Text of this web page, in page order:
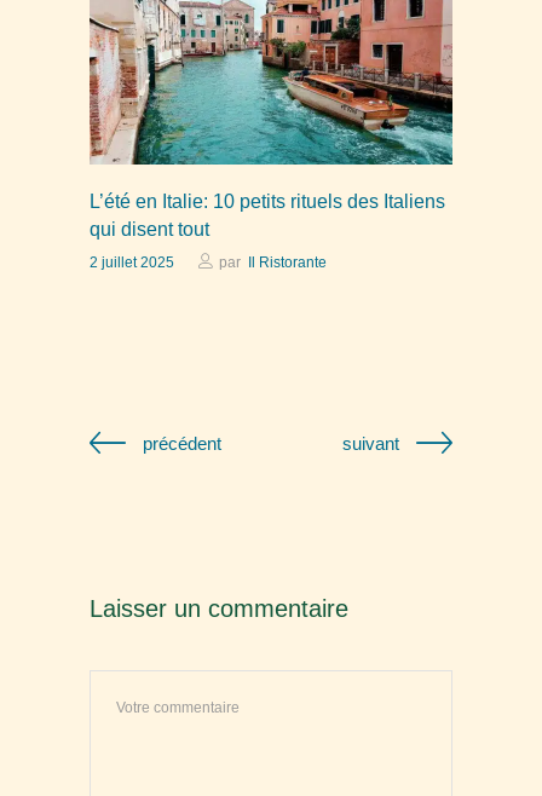
L’été en Italie: 10 petits rituels des Italiens
qui disent tout
2 juillet 2025 par Il Ristorante
précédent suivant
Laisser un commentaire